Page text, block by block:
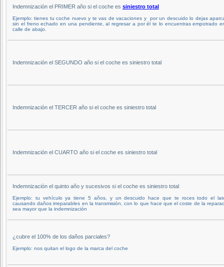
Indemnización el PRIMER año si el coche es siniestro total
Ejemplo: tienes tu coche nuevo y te vas de vacaciones y por un descuido lo dejas
sin el freno echado en una pendiente, al regresar a por él te lo encuentras empotrado
calle de abajo.
Indemnización el SEGUNDO año si el coche es siniestro total
Indemnización el TERCER año si el coche es siniestro total
Indemnización el CUARTO año si el coche es siniestro total
Indemnización el quinto año y sucesivos si el coche es siniestro total
Ejemplo: tu vehículo ya tiene 5 años, y un descuido hace que te roces todo el
causando daños irreparables en la transmisión, con lo que hace que el coste de la
sea mayor que la indemnización
¿cubre el 100% de los daños parciales?
Ejemplo: nos quitan el logo de la marca del coche